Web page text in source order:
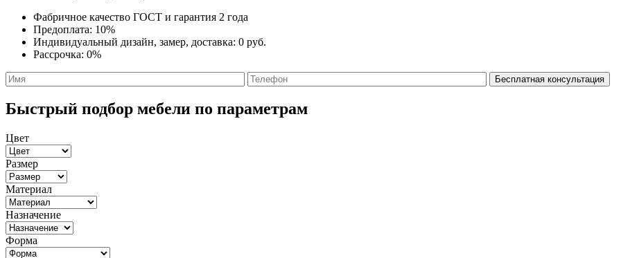
Фабричное качество ГОСТ и гарантия 2 года
Предоплата: 10%
Индивидуальный дизайн, замер, доставка: 0 руб.
Рассрочка: 0%
Быстрый подбор мебели по параметрам
Цвет
Размер
Материал
Назначение
Форма